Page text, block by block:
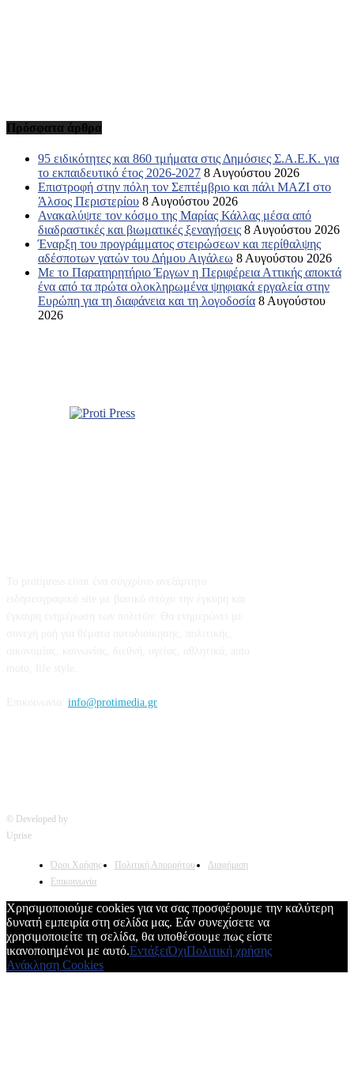
Πρόσφατα άρθρα
95 ειδικότητες και 860 τμήματα στις Δημόσιες Σ.Α.Ε.Κ. για
το εκπαιδευτικό έτος 2026-2027 8 Αυγούστου 2026
Επιστροφή στην πόλη τον Σεπτέμβριο και πάλι ΜΑΖΙ στο
Άλσος Περιστερίου 8 Αυγούστου 2026
Ανακαλύψτε τον κόσμο της Μαρίας Κάλλας μέσα από
διαδραστικές και βιωματικές ξεναγήσεις 8 Αυγούστου 2026
Έναρξη του προγράμματος στειρώσεων και περίθαλψης
αδέσποτων γατών του Δήμου Αιγάλεω 8 Αυγούστου 2026
Με το Παρατηρητήριο Έργων η Περιφέρεια Αττικής αποκτά
ένα από τα πρώτα ολοκληρωμένα ψηφιακά εργαλεία στην
Ευρώπη για τη διαφάνεια και τη λογοδοσία 8 Αυγούστου
2026
info@protimedia.gr
© Developed by
Uprise
Όροι Χρήσης Πολιτική Απορρήτου
Διαφήμιση
Επικοινωνία
Χρησιμοποιούμε cookies για να σας προσφέρουμε την καλύτερη
δυνατή εμπειρία στη σελίδα μας. Εάν συνεχίσετε να
χρησιμοποιείτε τη σελίδα, θα υποθέσουμε πως είστε
ικανοποιημένοι με αυτό.ΕντάξειΌχιΠολιτική χρήσης
Ανάκληση Cookies